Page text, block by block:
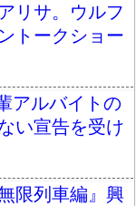
リサ。ウルフ
トークショー
アルバイトの
い宣告を受け
限列車編』興